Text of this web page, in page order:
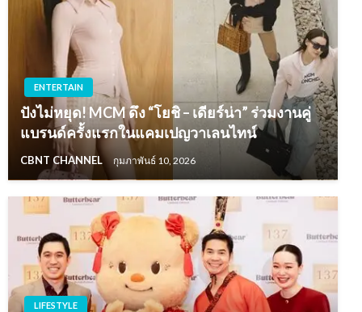
ENTERTAIN
ปังไม่หยุด! MCM ดึง “โยชิ – เดียร์น่า” ร่วมงานคู่
แบรนด์ครั้งแรกในแคมเปญวาเลนไทน์
CBNT CHANNEL กุมภาพันธ์ 10, 2026
LIFESTYLE